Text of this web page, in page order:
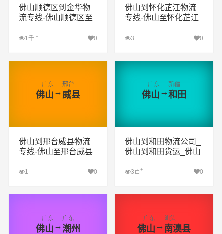
佛山顺德区到金华物
流专线-佛山顺德区至
1千 + 0
查看详细
佛山到怀化芷江物流
专线-佛山至怀化芷江
3 0
查看详细
广东
佛山 →
邢台
威县
佛山到邢台威县物流
专线-佛山至邢台威县
1 0
查看详细
广东
佛山 →
新疆
和田
佛山到和田物流公司_
佛山到和田货运_佛山
3百+ 0
查看详细
广东
佛山 →
广东
潮州
广东
佛山 →
汕头
南澳县